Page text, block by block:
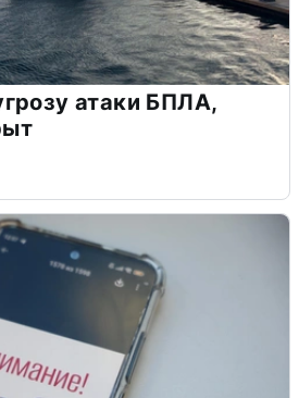
атаки БПЛА,